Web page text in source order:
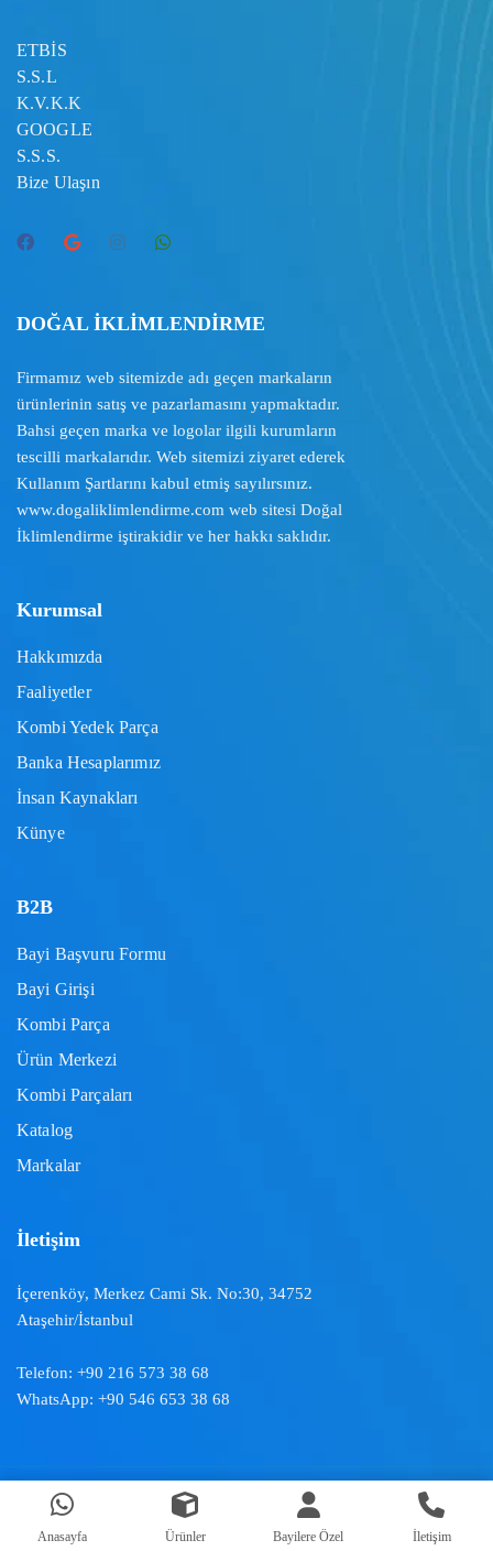
ETBİS
S.S.L
K.V.K.K
GOOGLE
S.S.S.
Bize Ulaşın
DOĞAL İKLİMLENDİRME
Firmamız web sitemizde adı geçen markaların
ürünlerinin satış ve pazarlamasını yapmaktadır.
Bahsi geçen marka ve logolar ilgili kurumların
tescilli markalarıdır. Web sitemizi ziyaret ederek
Kullanım Şartlarını kabul etmiş sayılırsınız.
www.dogaliklimlendirme.com web sitesi Doğal
İklimlendirme iştirakidir ve her hakkı saklıdır.
Kurumsal
Hakkımızda
Faaliyetler
Kombi Yedek Parça
Banka Hesaplarımız
İnsan Kaynakları
Künye
B2B
Bayi Başvuru Formu
Bayi Girişi
Kombi Parça
Ürün Merkezi
Kombi Parçaları
Katalog
Markalar
İletişim
İçerenköy, Merkez Cami Sk. No:30, 34752
Ataşehir/İstanbul
Telefon: +90 216 573 38 68
WhatsApp: +90 546 653 38 68
Doğal İklimlendirme ™ | 2024
Anasayfa Ürünler Bayilere Özel İletişim